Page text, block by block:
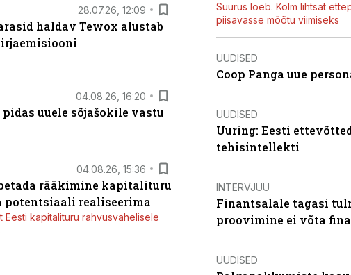
28.07.26, 12:09
haldav Tewox alustab
04.08.26, 16:20
uuele sõjašokile vastu
04.08.26, 15:36
rääkimine kapitalituru
potentsiaali realiseerima
Eesti kapitalituru rahvusvahelisele
Suurus loeb. Kolm lihtsat
piisavasse mõõtu viimiseks
UUDISED
Coop Panga uue
UUDISED
Uuring: Eesti
tehisintellekti
INTERVJUU
Finantsalale tagasi
proovimine ei võta
UUDISED